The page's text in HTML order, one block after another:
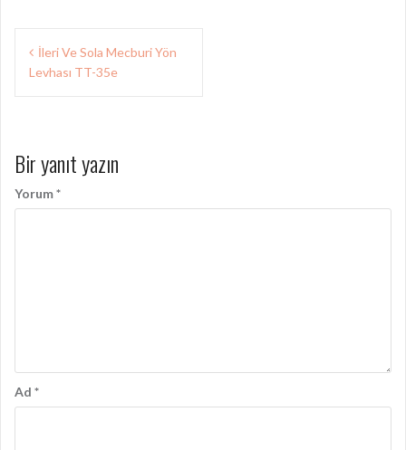
Yazı
gezinmesi
İleri Ve Sola Mecburi Yön
Levhası TT-35e
Bir yanıt yazın
Yorum*
Ad *